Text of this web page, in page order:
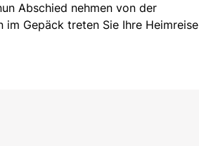
Abschied nehmen von der
im Gepäck treten Sie Ihre Heimreise